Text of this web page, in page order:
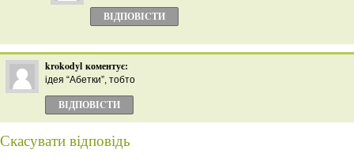
ВІДПОВІCТИ
krokodyl коментує:
ідея “Абетки”, тобто
ВІДПОВІCТИ
Скасувати відповідь